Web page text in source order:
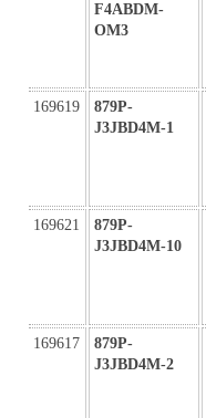
F4ABDM-
ОМ3
169619
879P-
J3JBD4M-1
169621
879P-
J3JBD4M-10
169617
879P-
J3JBD4M-2